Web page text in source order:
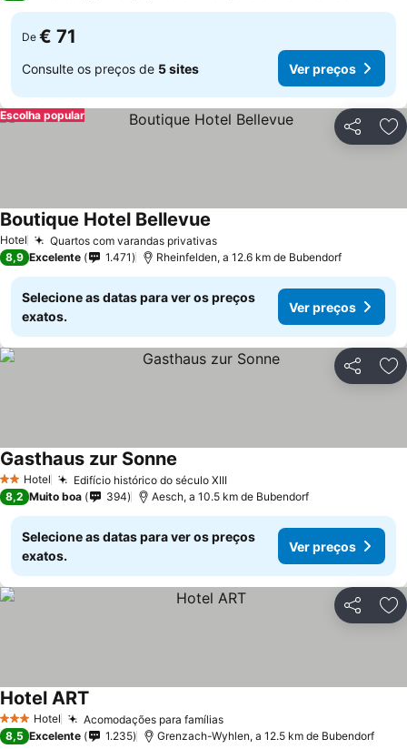
De € 71
Consulte os preços de 5 sites Ver preços
Partilhar
Escolha popular
Hotel Quartos com varandas privativas
Boutique Hotel Bellevue
8,9 Excelente 1.471 Rheinfelden, a 12.6 km de Bubendorf
Selecione as datas para ver os preços
exatos.
Ver preços
Partilhar
2 Estrelas
Hotel Edifício histórico do século XIII
Gasthaus zur Sonne
8,2 Muito boa 394 Aesch, a 10.5 km de Bubendorf
Selecione as datas para ver os preços
exatos.
Ver preços
Partilhar
3 EstrelasHotel Acomodações para famílias
Hotel ART
8,5 Excelente 1.235 Grenzach-Wyhlen, a 12.5 km de Bubendorf